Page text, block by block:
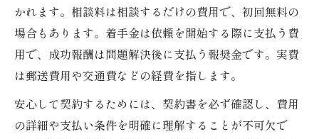
かれます。相談料は相談するだけの費用で、初回無料の
場合もあります。着手金は依頼を開始する際に支払う費
用で、成功報酬は問題解決後に支払う報奨金です。実費
は郵送費用や交通費などの経費を指します。
安心して契約するためには、契約書を必ず確認し、費用
の詳細や支払い条件を明確に理解することが不可欠で